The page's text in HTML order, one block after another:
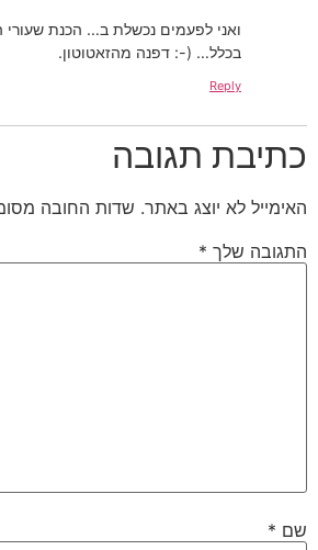
ואני לפעמים נכשלת ב… הכנת שעורי
בכלל… (-: דפנה מהזאטוטון.
Reply
כתיבת תגובה
האימייל לא יוצג באתר. שדות החובה
התגובה שלך *
שם *